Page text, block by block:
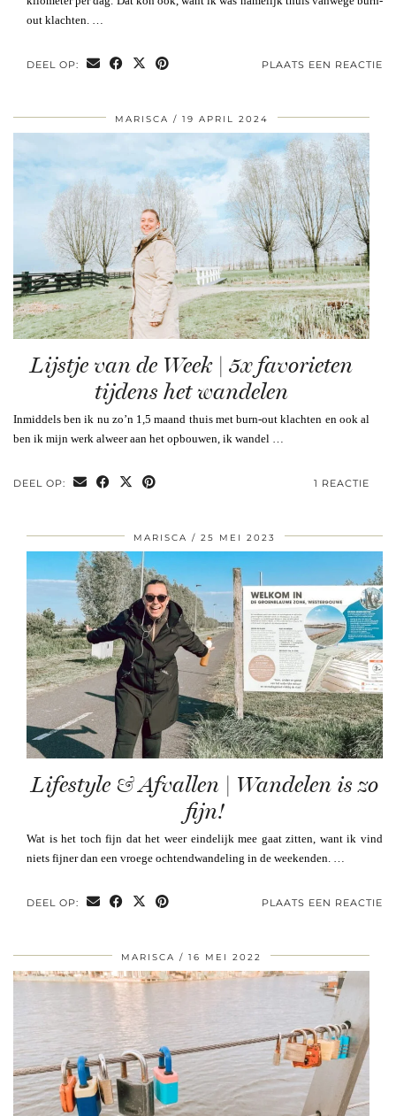
out klachten. …
DEEL OP: PLAATS EEN REACTIE
MARISCA 19 APRIL 2024
Lijstje van de Week | 5x favorieten
tijdens het wandelen
Inmiddels ben ik nu zo’n 1,5 maand thuis met burn-out klachten en ook al
ben ik mijn werk alweer aan het opbouwen, ik wandel …
DEEL OP: 1 REACTIE
MARISCA 25 MEI 2023
Lifestyle & Afvallen | Wandelen is zo
fijn!
Wat is het toch fijn dat het weer eindelijk mee gaat zitten, want ik vind
niets fijner dan een vroege ochtendwandeling in de weekenden. …
DEEL OP: PLAATS EEN REACTIE
MARISCA 16 MEI 2022